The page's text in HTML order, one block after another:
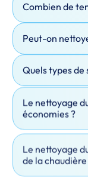
Combien de
Peut-on
Quels types de
Le nettoyage
économies ?
Le nettoyage
de la chaudière